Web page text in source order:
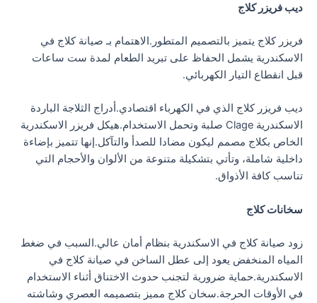
ديب فريزر كلاج
فريزر كلاج يتميز بالتصميم المتطور.الاهتمام بـ صيانة كلاج في
الاسكندرية يشمل الحفاظ على تبريد الطعام لمدة ست ساعات
قبل انقطاع التيار الكهربائي.
ديب فريزر كلاج الذي في الكهرباء اقتصادي.أدراج الثلاجة الباردة
الاسكندرية Clage صلبة وتحمل الاستخدام.هيكل فريزر الاسكندرية
الخاص بكلاج مصمم ليكون مضادا للصدأ والتآكل.إنها تتميز بإضاءة
داخلية شاملة، وتأتي بتشكيلة متنوعة من الألوان والأحجام التي
تناسب كافة الأذواق.
سخانات كلاج
زود صيانة كلاج في الاسكندرية بنظام أمان عالي.السبب في ضغط
المياه المنخفض يعود إلى عطل الساخن في صيانة كلاج في
الاسكندرية.حماية ضرورية لتجنب حدوث الاختناق أثناء الاستخدام
في الأوقات الحرجة.سخان كلاج مميز بتصميمه العصري وشاشته